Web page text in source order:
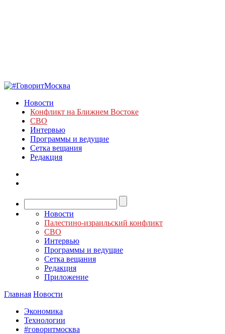
Новости
Конфликт на Ближнем Востоке
СВО
Интервью
Программы и ведущие
Сетка вещания
Редакция
Новости
Палестино-израильский конфликт
СВО
Интервью
Программы и ведущие
Сетка вещания
Редакция
Приложение
Главная Новости
Экономика
Технологии
#говоритмосква